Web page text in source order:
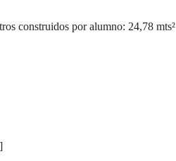
construidos por alumno: 24,78 mts²